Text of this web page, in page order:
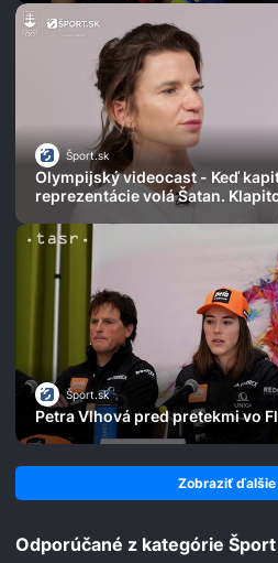
Šport.sk
Olympijský videocast - Keď
reprezentácie volá Šatan.
Šport.sk
Petra Vlhová pred pretekmi vo
Zobraziť ďalšie
Odporúčané z kategórie Šport